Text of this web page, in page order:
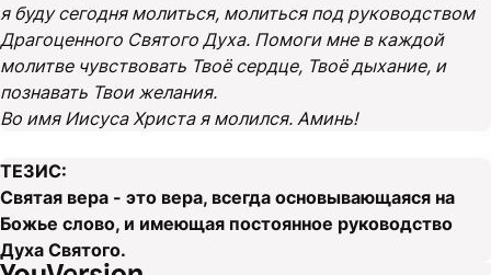
я буду сегодня молиться, молиться под руководством
Драгоценного Святого Духа. Помоги мне в каждой
молитве чувствовать Твоё сердце, Твоё дыхание, и
познавать Твои желания.
Во имя Иисуса Христа я молился. Аминь!
ТЕЗИС:
Святая вера - это вера, всегда основывающаяся на
Божье слово, и имеющая постоянное руководство
Духа Святого.